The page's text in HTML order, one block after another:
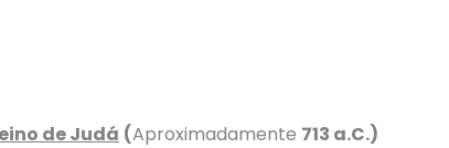
de Judá (Aproximadamente 713 a.C.)